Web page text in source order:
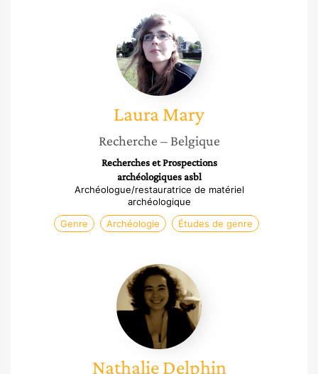
Laura
Mary
LauraMary
Recherche – Belgique
Recherches et Prospections
archéologiques asbl
Archéologue/restauratrice de matériel
archéologique
Genre
Archéologie Études de genre
Nathalie
Delphin
Nathalie Delphin